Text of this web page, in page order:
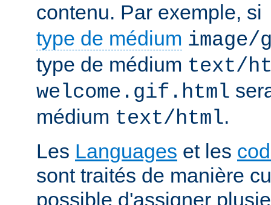
contenu. Par exemple, si
type de médium
type de médium text/
welcome.gif.html
médium text/html.
Les Languages et les
sont traités de manière
possible d'assigner